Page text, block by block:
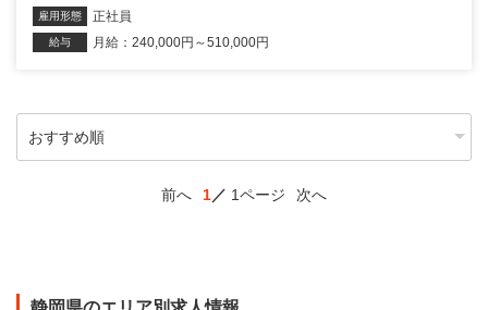
雇用形態 正社員
給与 月給：240,000円～510,000円
前へ 1 1ページ 次へ